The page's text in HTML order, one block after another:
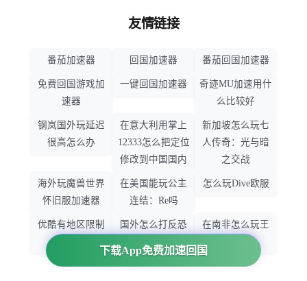
下载App免费加速回国
友情链接
番茄加速器 回国加速器 番茄回国加速器
免费回国游戏加
速器
一键回国加速器
奇迹MU加速用什
么比较好
钢岚国外玩延迟
很高怎么办
在意大利用掌上
12333怎么把定位
修改到中国国内
新加坡怎么玩七
人传奇：光与暗
之交战
海外玩魔兽世界
怀旧服加速器
在美国能玩公主
连结：Re吗
怎么玩Dive欧服
优酷有地区限制
国外怎么打反恐
精英：全球攻势
在南非怎么玩王